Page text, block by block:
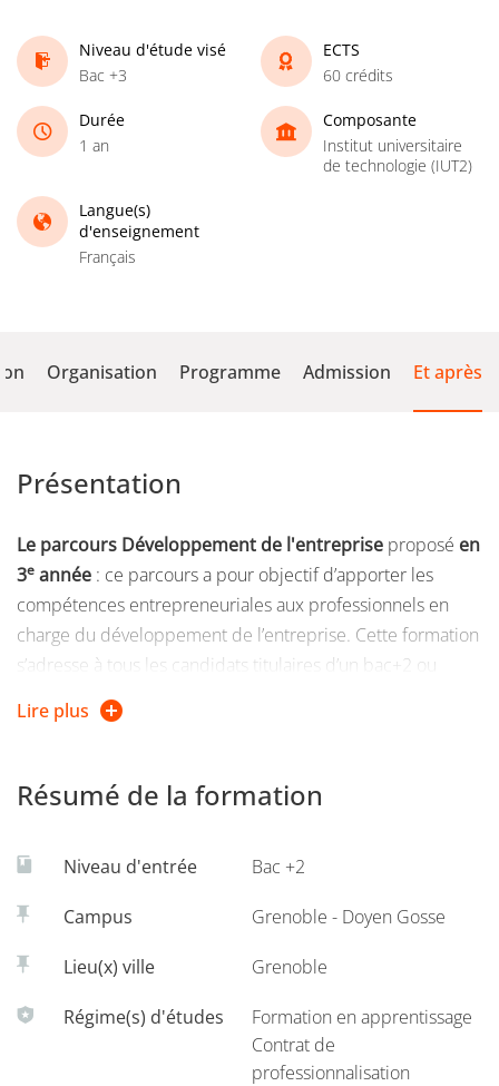
Niveau d'étude visé
Bac +3
ECTS
60 crédits
Durée
1 an
Composante
Institut universitaire
de technologie (IUT2)
Langue(s)
d'enseignement
Français
Organisation Programme Admission Et après
Présentation
Le parcours Développement de l'entreprise proposé en
3e année : ce parcours a pour objectif d’apporter les
compétences entrepreneuriales aux professionnels en
charge du développement de l’entreprise. Cette formation
s’adresse à tous les candidats titulaires d’un bac+2 ou
équivalent dans les domaines techniques ou des services.
Développer un projet entrepreneurial
Prospecter et gérer la relation client
Budgéter un projet et évaluer sa rentabilité
Convaincre des partenaires
Lire plus
Résumé de la formation
Niveau d'entrée Bac +2
Campus Grenoble - Doyen Gosse
Lieu(x) ville Grenoble
Régime(s) d'études
Formation en apprentissage
Contrat de
professionnalisation